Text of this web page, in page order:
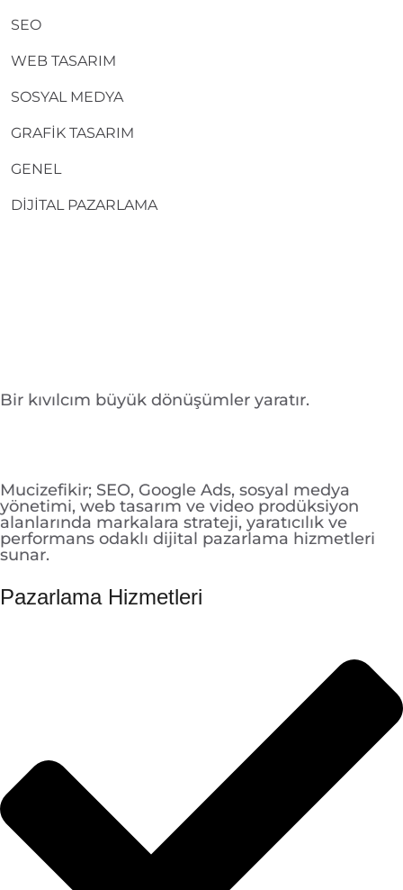
SEO
WEB TASARIM
SOSYAL MEDYA
GRAFİK TASARIM
GENEL
DİJİTAL PAZARLAMA
Bir kıvılcım büyük dönüşümler yaratır.
Mucizefikir; SEO, Google Ads, sosyal medya
yönetimi, web tasarım ve video prodüksiyon
alanlarında markalara strateji, yaratıcılık ve
performans odaklı dijital pazarlama hizmetleri
sunar.
Pazarlama Hizmetleri